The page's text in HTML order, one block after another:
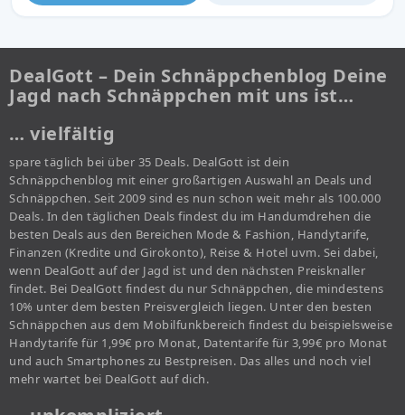
DealGott – Dein Schnäppchenblog Deine
Jagd nach Schnäppchen mit uns ist…
… vielfältig
spare täglich bei über 35 Deals. DealGott ist dein
Schnäppchenblog mit einer großartigen Auswahl an Deals und
Schnäppchen. Seit 2009 sind es nun schon weit mehr als 100.000
Deals. In den täglichen Deals findest du im Handumdrehen die
besten Deals aus den Bereichen Mode & Fashion, Handytarife,
Finanzen (Kredite und Girokonto), Reise & Hotel uvm. Sei dabei,
wenn DealGott auf der Jagd ist und den nächsten Preisknaller
findet. Bei DealGott findest du nur Schnäppchen, die mindestens
10% unter dem besten Preisvergleich liegen. Unter den besten
Schnäppchen aus dem Mobilfunkbereich findest du beispielsweise
Handytarife für 1,99€ pro Monat, Datentarife für 3,99€ pro Monat
und auch Smartphones zu Bestpreisen. Das alles und noch viel
mehr wartet bei DealGott auf dich.